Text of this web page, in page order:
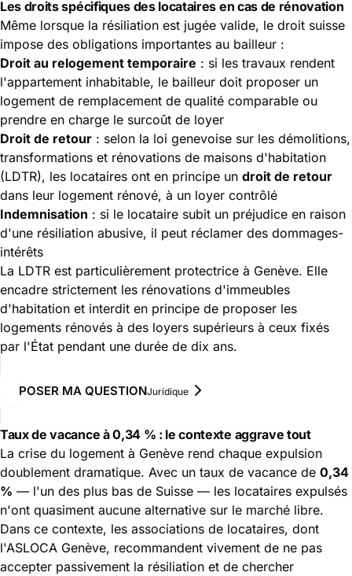
Les droits spécifiques des locataires en cas de rénovation
Même lorsque la résiliation est jugée valide, le droit suisse
impose des obligations importantes au bailleur :
Droit au relogement temporaire : si les travaux rendent
l'appartement inhabitable, le bailleur doit proposer un
logement de remplacement de qualité comparable ou
prendre en charge le surcoût de loyer
Droit de retour : selon la loi genevoise sur les démolitions,
transformations et rénovations de maisons d'habitation
(LDTR), les locataires ont en principe un droit de retour
dans leur logement rénové, à un loyer contrôlé
Indemnisation : si le locataire subit un préjudice en raison
d'une résiliation abusive, il peut réclamer des dommages-
intérêts
La LDTR est particulièrement protectrice à Genève. Elle
encadre strictement les rénovations d'immeubles
d'habitation et interdit en principe de proposer les
logements rénovés à des loyers supérieurs à ceux fixés
par l'État pendant une durée de dix ans.
POSER MA QUESTIONJuridique
Taux de vacance à 0,34 % : le contexte aggrave tout
La crise du logement à Genève rend chaque expulsion
doublement dramatique. Avec un taux de vacance de 0,34
% — l'un des plus bas de Suisse — les locataires expulsés
n'ont quasiment aucune alternative sur le marché libre.
Dans ce contexte, les associations de locataires, dont
l'ASLOCA Genève, recommandent vivement de ne pas
accepter passivement la résiliation et de chercher